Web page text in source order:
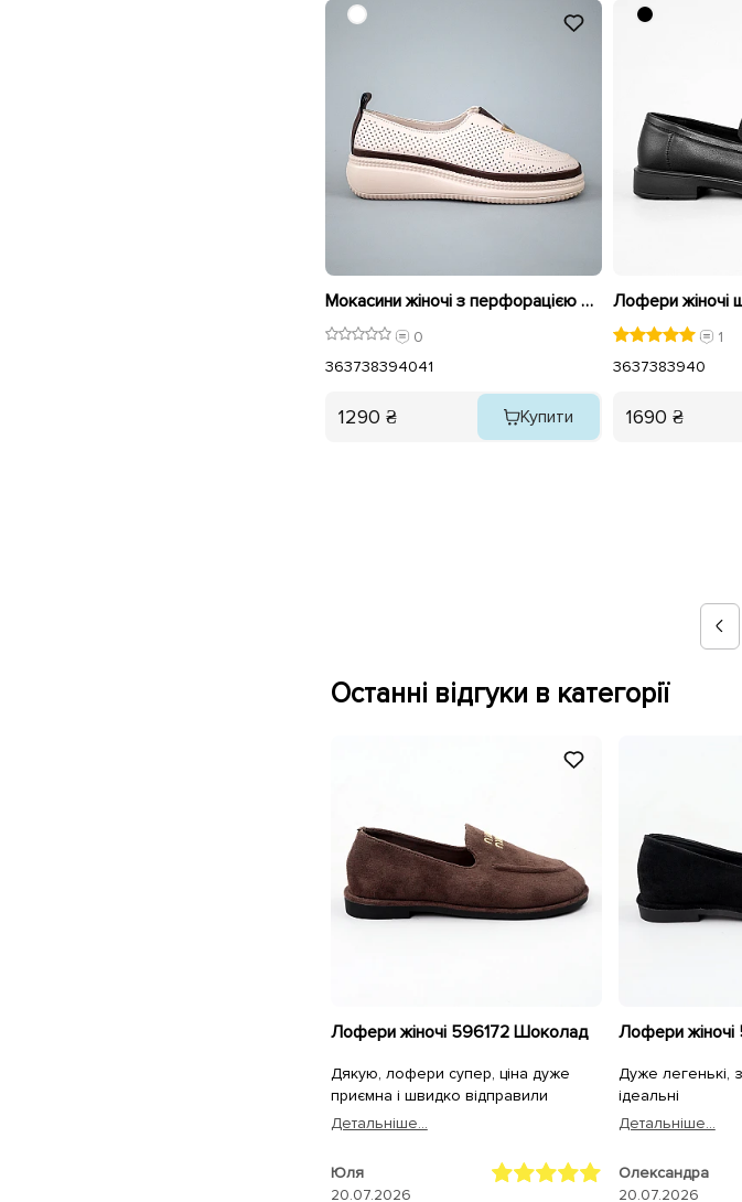
Мокасини жіночі з перфорацією 594304 Бежеві
0
363738394041
1290 ₴ Купити
1
3637383940
1690 ₴
Останні відгуки в категорії
Лофери жіночі 596172 Шоколад
Дякую, лофери супер, ціна дуже
приємна і швидко відправили
Детальнiше...
Юля
20.07.2026
Лофери жіночі
Дуже легенькі,
ідеальні
Детальнiше...
Олександра
20.07.2026